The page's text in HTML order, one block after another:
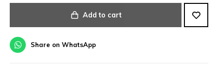
Add to cart
Share on WhatsApp